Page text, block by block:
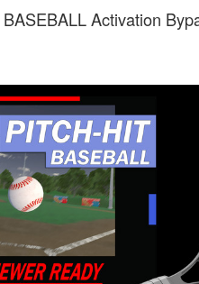
BASEBALL Activation